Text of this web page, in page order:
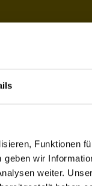
Funktionen
wir
weiter.
Feinstaub-
Gaze